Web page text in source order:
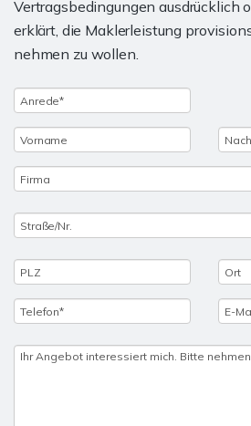
Vertragsbedingungen ausdrücklich
erklärt, die Maklerleistung
nehmen zu wollen.